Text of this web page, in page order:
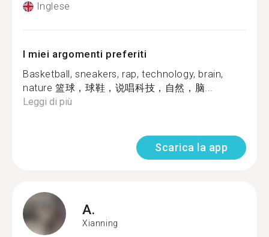
Inglese
I miei argomenti preferiti
Basketball, sneakers, rap, technology, brain,
nature 篮球，球鞋，说唱科技，自然，脑...
Leggi di più
Scarica la app
A.
Xianning